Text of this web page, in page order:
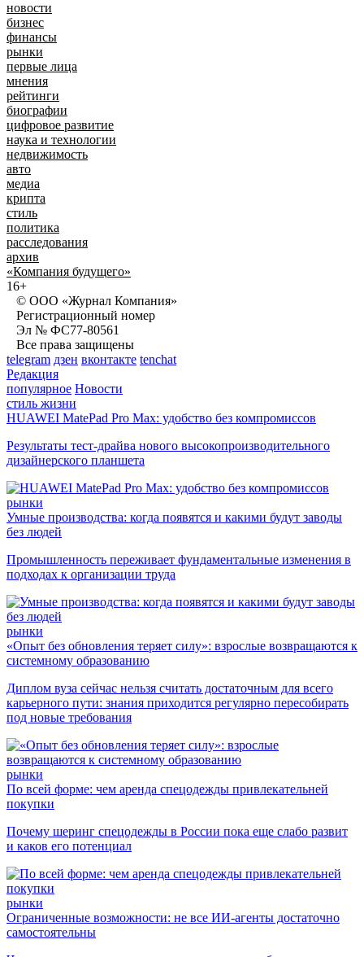
новости
бизнес
финансы
рынки
первые лица
мнения
рейтинги
биографии
цифровое развитие
наука и технологии
недвижимость
авто
медиа
крипта
стиль
политика
расследования
архив
«Компания будущего»
16+
© ООО «Журнал Компания»
Регистрационный номер
Эл № ФС77-80561
Все права защищены
telegram дзен вконтакте tenchat
Редакция
популярное Новости
стиль жизни
HUAWEI MatePad Pro Max: удобство без компромиссов
Результаты тест-драйва нового высокопроизводительного
дизайнерского планшета
рынки
Умные производства: когда появятся и какими будут заводы
без людей
Промышленность переживает фундаментальные изменения в
подходах к организации труда
рынки
«Опыт без обновления теряет силу»: взрослые возвращаются к
системному образованию
Диплом вуза сейчас нельзя считать достаточным для всего
карьерного пути: знания приходится регулярно пересобирать
под новые требования
рынки
По всей форме: чем аренда спецодежды привлекательней
покупки
Почему шеринг спецодежды в России пока еще слабо развит
и каков его потенциал
рынки
Ограниченные возможности: не все ИИ-агенты достаточно
самостоятельны